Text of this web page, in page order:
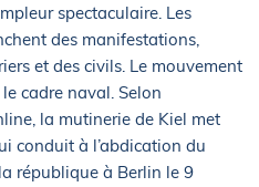
spectaculaire. Les
des manifestations,
et des civils. Le mouvement
cadre naval. Selon
la mutinerie de Kiel met
conduit à l’abdication du
république à Berlin le 9